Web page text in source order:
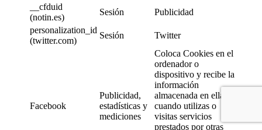
__cfduid
(notin.es)
Sesión
Publicidad
personalization_id
(twitter.com)
Sesión Twitter
Facebook
Publicidad,
estadísticas y
mediciones
Coloca Cookies en el
ordenador o
dispositivo y recibe la
información
almacenada en ellas
cuando utilizas o
visitas servicios
prestados por otras